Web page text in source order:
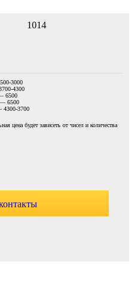
1014
3000
4300
6500
— 6500
4300-3700
цена будет зависеть от чисел и количества